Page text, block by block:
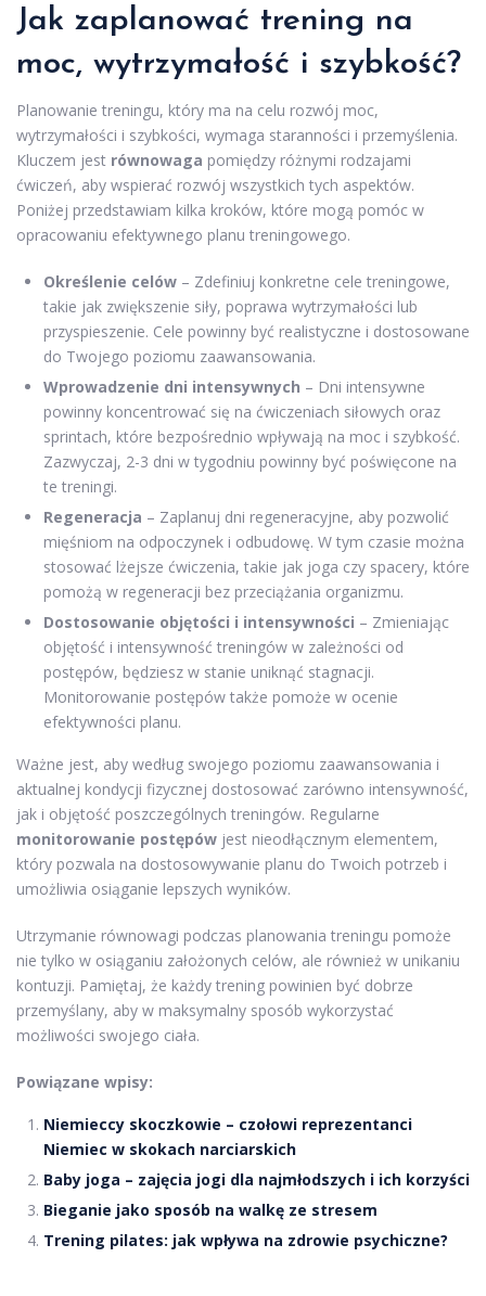
Jak zaplanować trening na
moc, wytrzymałość i szybkość?
Planowanie treningu, który ma na celu rozwój moc,
wytrzymałości i szybkości, wymaga staranności i przemyślenia.
Kluczem jest równowaga pomiędzy różnymi rodzajami
ćwiczeń, aby wspierać rozwój wszystkich tych aspektów.
Poniżej przedstawiam kilka kroków, które mogą pomóc w
opracowaniu efektywnego planu treningowego.
Określenie celów – Zdefiniuj konkretne cele treningowe,
takie jak zwiększenie siły, poprawa wytrzymałości lub
przyspieszenie. Cele powinny być realistyczne i dostosowane
do Twojego poziomu zaawansowania.
Wprowadzenie dni intensywnych – Dni intensywne
powinny koncentrować się na ćwiczeniach siłowych oraz
sprintach, które bezpośrednio wpływają na moc i szybkość.
Zazwyczaj, 2-3 dni w tygodniu powinny być poświęcone na
te treningi.
Regeneracja – Zaplanuj dni regeneracyjne, aby pozwolić
mięśniom na odpoczynek i odbudowę. W tym czasie można
stosować lżejsze ćwiczenia, takie jak joga czy spacery, które
pomożą w regeneracji bez przeciążania organizmu.
Dostosowanie objętości i intensywności – Zmieniając
objętość i intensywność treningów w zależności od
postępów, będziesz w stanie uniknąć stagnacji.
Monitorowanie postępów także pomoże w ocenie
efektywności planu.
Ważne jest, aby według swojego poziomu zaawansowania i
aktualnej kondycji fizycznej dostosować zarówno intensywność,
jak i objętość poszczególnych treningów. Regularne
monitorowanie postępów jest nieodłącznym elementem,
który pozwala na dostosowywanie planu do Twoich potrzeb i
umożliwia osiąganie lepszych wyników.
Utrzymanie równowagi podczas planowania treningu pomoże
nie tylko w osiąganiu założonych celów, ale również w unikaniu
kontuzji. Pamiętaj, że każdy trening powinien być dobrze
przemyślany, aby w maksymalny sposób wykorzystać
możliwości swojego ciała.
Powiązane wpisy:
Niemieccy skoczkowie – czołowi reprezentanci
Niemiec w skokach narciarskich
Baby joga – zajęcia jogi dla najmłodszych i ich korzyści
Bieganie jako sposób na walkę ze stresem
Trening pilates: jak wpływa na zdrowie psychiczne?